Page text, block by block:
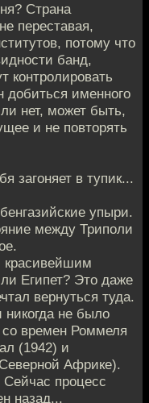
Страна
переставая,
потому что
банд,
контролировать
добиться именного
нет, может быть,
и не повторять
загоняет в тупик...
упыри.
между Триполи
красивейшим
Египет? Это даже
вернуться туда.
не было
времен Роммеля
(1942) и
Африке).
Сейчас процесс
назад...